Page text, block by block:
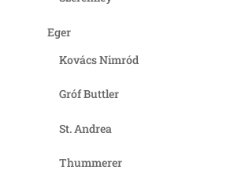
Eger
Kovács Nimród
Gróf Buttler
St. Andrea
Thummerer